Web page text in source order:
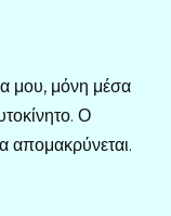
μου, μόνη μέσα
Ο
απομακρύνεται.